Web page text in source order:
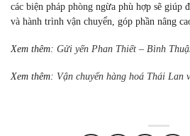
các biện pháp phòng ngừa phù hợp sẽ giúp
và hành trình vận chuyển, góp phần nâng
Xem thêm: Gửi yến Phan Thiết – Bình
Xem thêm: Vận chuyển hàng hoá Thái Lan